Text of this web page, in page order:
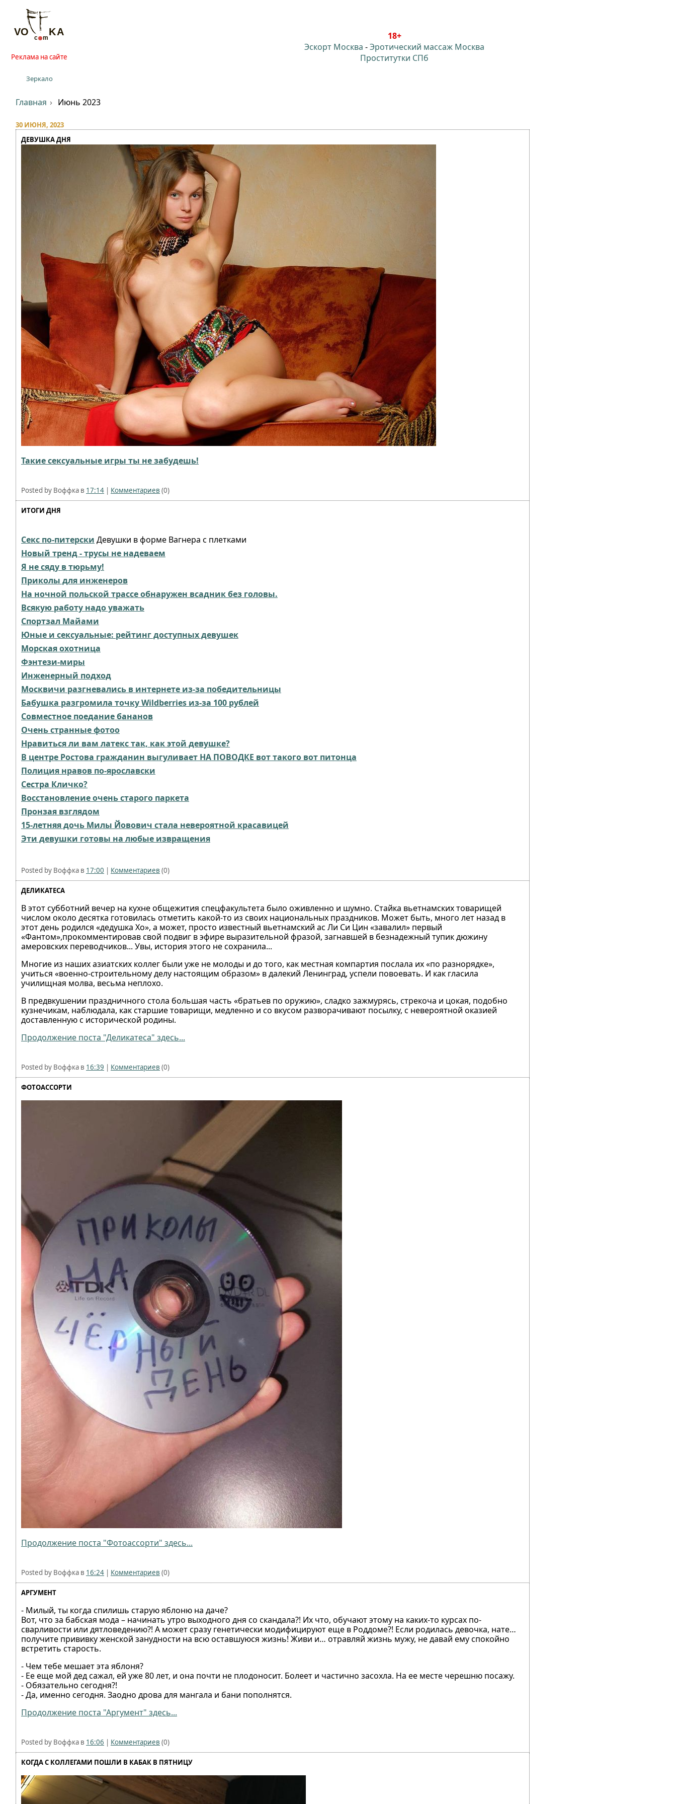
Реклама на сайте
Зеркало
18+
Эскорт Москва -Эротический массаж Москва
Проститутки СПб
Главная Июнь 2023
30 ИЮНЯ, 2023
ДЕВУШКА ДНЯ
Такие сексуальные игры ты не забудешь!
Posted by Воффка в 17:14 | Комментариев (0)
ИТОГИ ДНЯ
Секс по-питерски Девушки в форме Вагнера с плетками
Новый тренд - трусы не надеваем
Я не сяду в тюрьму!
Приколы для инженеров
На ночной польской трассе обнаружен всадник без головы.
Всякую работу надо уважать
Спортзал Майами
Юные и сексуальные: рейтинг доступных девушек
Морская охотница
Фэнтези-миры
Инженерный подход
Москвичи разгневались в интернете из-за победительницы
Бабушка разгромила точку Wildberries из-за 100 рублей
Совместное поедание бананов
Очень странные фотоо
Нравиться ли вам латекс так, как этой девушке?
В центре Ростова гражданин выгуливает НА ПОВОДКЕ вот такого вот питонца
Полиция нравов по-ярославски⁠⁠
Сестра Кличко?
Восстановление очень старого паркета⁠⁠
Пронзая взглядом
15-летняя дочь Милы Йовович стала невероятной красавицей
Эти девушки готовы на любые извращения
Posted by Воффка в 17:00 | Комментариев (0)
ДЕЛИКАТЕСА
В этот субботний вечер на кухне общежития спецфакультета было оживленно и шумно. Стайка вьетнамских товарищей
числом около десятка готовилась отметить какой-то из своих национальных праздников. Может быть, много лет назад в
этот день родился «дедушка Хо», а может, просто известный вьетнамский ас Ли Си Цин «завалил» первый
«Фантом»,прокомментировав свой подвиг в эфире выразительной фразой, загнавшей в безнадежный тупик дюжину
амеровских переводчиков... Увы, история этого не сохранила...
Многие из наших азиатских коллег были уже не молоды и до того, как местная компартия послала их «по разнорядке»,
учиться «военно-строительному делу настоящим образом» в далекий Ленинград, успели повоевать. И как гласила
училищная молва, весьма неплохо.
В предвкушении праздничного стола большая часть «братьев по оружию», сладко зажмурясь, стрекоча и цокая, подобно
кузнечикам, наблюдала, как старшие товарищи, медленно и со вкусом разворачивают посылку, с невероятной оказией
доставленную с исторической родины.
Продолжение поста "Деликатеса" здесь...
Posted by Воффка в 16:39 | Комментариев (0)
ФОТОАССОРТИ
Продолжение поста "Фотоассорти" здесь...
Posted by Воффка в 16:24 | Комментариев (0)
АРГУМЕНТ
- Милый, ты когда спилишь старую яблоню на даче?
Вот, что за бабская мода – начинать утро выходного дня со скандала?! Их что, обучают этому на каких-то курсах по-
сварливости или дятловедению?! А может сразу генетически модифицируют еще в Роддоме?! Если родилась девочка, нате…
получите прививку женской занудности на всю оставшуюся жизнь! Живи и… отравляй жизнь мужу, не давай ему спокойно
встретить старость.
- Чем тебе мешает эта яблоня?
- Ее еще мой дед сажал, ей уже 80 лет, и она почти не плодоносит. Болеет и частично засохла. На ее месте черешню посажу.
- Обязательно сегодня?!
- Да, именно сегодня. Заодно дрова для мангала и бани пополнятся.
Продолжение поста "Аргумент" здесь...
Posted by Воффка в 16:06 | Комментариев (0)
КОГДА С КОЛЛЕГАМИ ПОШЛИ В КАБАК В ПЯТНИЦУ